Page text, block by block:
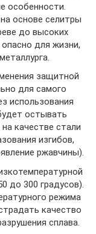
особенности.
основе селитры
до высоких
для жизни,
защитной
для самого
использования
остывать
качестве стали
изгибов,
ржавчины).
до 300 градусов).
режима
качество
сплава.